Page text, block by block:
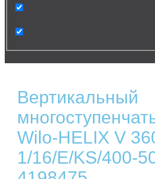
Вертикальный
Wilo-HELIX V
1/16/E/KS/400-